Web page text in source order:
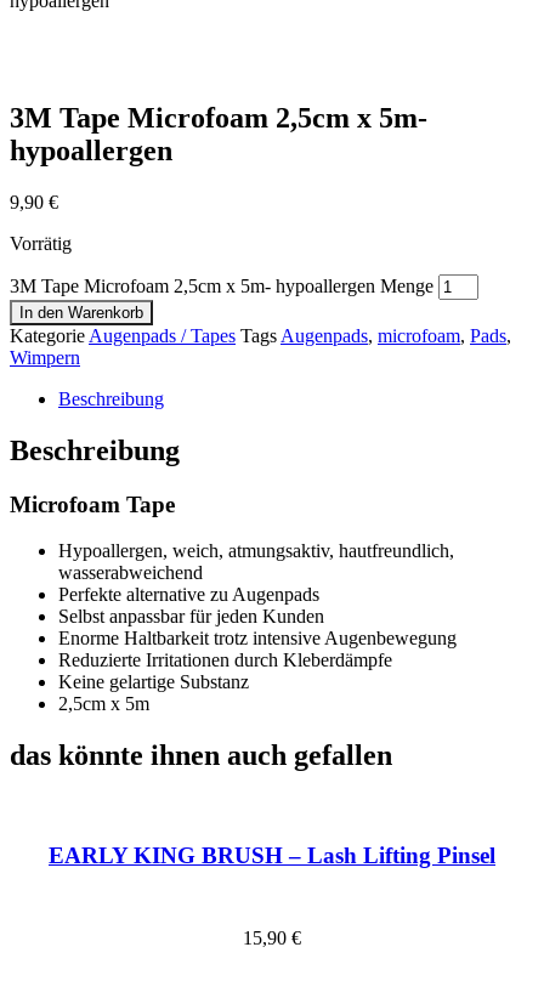
3M Tape Microfoam 2,5cm x 5m-
hypoallergen
9,90 €
Vorrätig
3M Tape Microfoam 2,5cm x 5m- hypoallergen Menge
In den Warenkorb
Kategorie Augenpads / Tapes Tags Augenpads, microfoam, Pads,
Wimpern
Beschreibung
Beschreibung
Microfoam Tape
Hypoallergen, weich, atmungsaktiv, hautfreundlich,
wasserabweichend
Perfekte alternative zu Augenpads
Selbst anpassbar für jeden Kunden
Enorme Haltbarkeit trotz intensive Augenbewegung
Reduzierte Irritationen durch Kleberdämpfe
Keine gelartige Substanz
2,5cm x 5m
das könnte ihnen auch gefallen
EARLY KING BRUSH – Lash Lifting Pinsel
15,90 €